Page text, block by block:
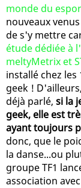
monde du
nouveaux
de s'y mettre
étude dédiée à
meltyMetrix et
installé chez les
geek !
déjà parlé, si la
geek, elle est
ayant toujours
donc, que le
la danse...ou
groupe TF1
association